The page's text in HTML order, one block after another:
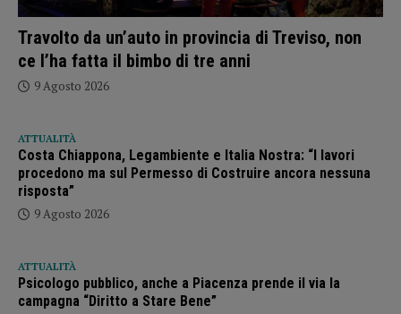
Travolto da un’auto in provincia di Treviso, non
ce l’ha fatta il bimbo di tre anni
9 Agosto 2026
ATTUALITÀ
Costa Chiappona, Legambiente e Italia Nostra: “I lavori
procedono ma sul Permesso di Costruire ancora nessuna
risposta”
9 Agosto 2026
ATTUALITÀ
Psicologo pubblico, anche a Piacenza prende il via la
campagna “Diritto a Stare Bene”